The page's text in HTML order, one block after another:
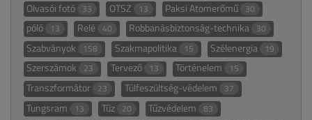
Olvasói fotó 33 OTSZ 13 Paksi Atomerőmű 30
póló 13 Relé 40 Robbanásbiztonság-technika 30
Szabványok 158 Szakmapolitika 15 Szélenergia 19
Szerszámok 23 Tervező 13 Történelem 15
Transzformátor 23 Túlfeszültség-védelem 37
Tungsram 13 Tűz 20 Tűzvédelem 83